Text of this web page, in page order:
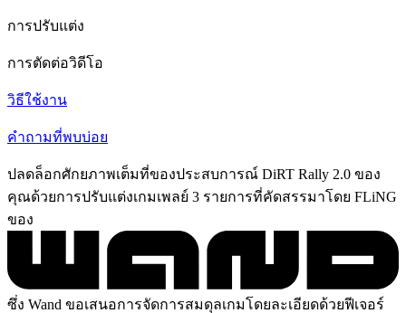
การปรับแต่ง
การตัดต่อวิดีโอ
วิธีใช้งาน
คำถามที่พบบ่อย
ปลดล็อกศักยภาพเต็มที่ของประสบการณ์ DiRT Rally 2.0 ของ
คุณด้วยการปรับแต่งเกมเพลย์ 3 รายการที่คัดสรรมาโดย FLiNG
ของ
ซึ่ง Wand ขอเสนอการจัดการสมดุลเกมโดยละเอียดด้วยฟีเจอร์